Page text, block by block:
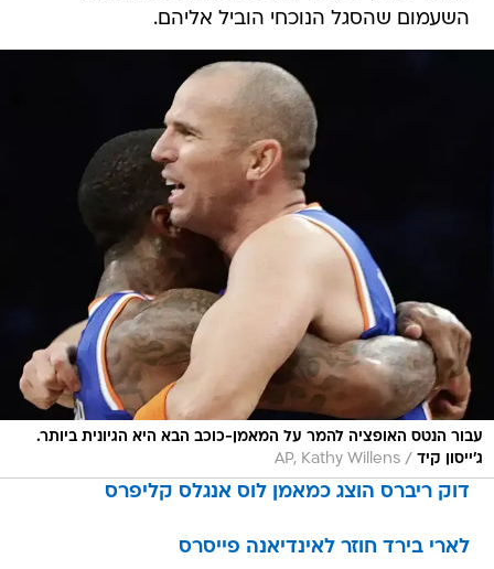
השעמום שהסגל הנוכחי הוביל אליהם.
עבור הנטס האופציה להמר על המאמן-כוכב הבא היא הגיונית ביותר.
ג'ייסון קיד /
AP, Kathy Willens
דוק ריברס הוצג כמאמן לוס אנגלס קליפרס
לארי בירד חוזר לאינדיאנה פייסרס